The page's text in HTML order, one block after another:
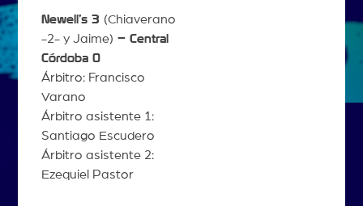
Newell’s 3 (Chiaverano
-2- y Jaime) – Central
Córdoba 0
Árbitro: Francisco
Varano
Árbitro asistente 1:
Santiago Escudero
Árbitro asistente 2:
Ezequiel Pastor